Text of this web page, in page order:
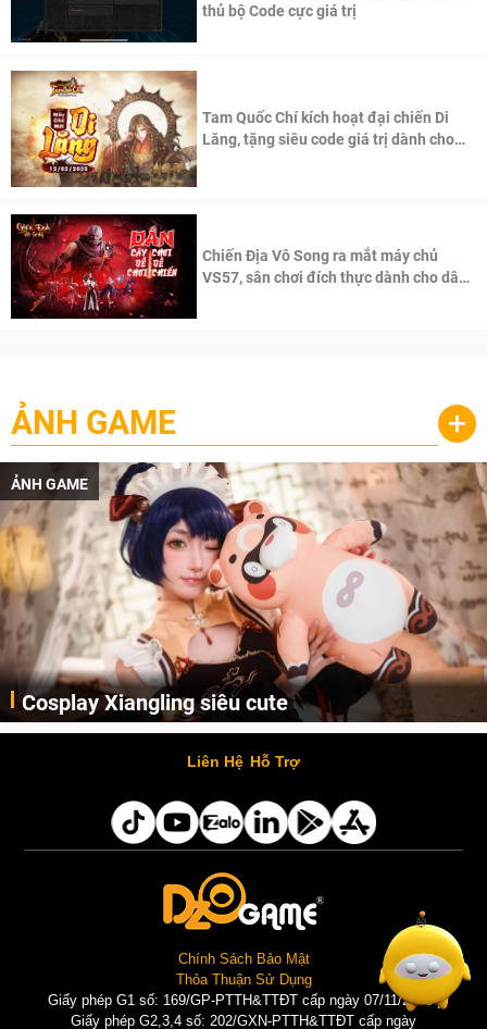
thủ bộ Code cực giá trị
Tam Quốc Chí kích hoạt đại chiến Di
Lăng, tặng siêu code giá trị dành cho
Chiến Địa Vô Song ra mắt máy chủ
VS57, sân chơi đích thực dành cho dân
ẢNH GAME +
siêu cute
Cùng thưởng thức những hình ảnh cosplay Xiangling trong Genshin Impact siêu dễ thương của người dùng Weibo "阿包也是兔娘"
ẢNH GAME
Lala
AI
Liên Hệ Hỗ Trợ
Chính Sách Bảo Mật
Thỏa Thuận Sử Dụng
Giấy phép G1 số: 169/GP-PTTH&TTĐT cấp ngày 07/11/2025 |
Giấy phép G2,3,4 số: 202/GXN-PTTH&TTĐT cấp ngày